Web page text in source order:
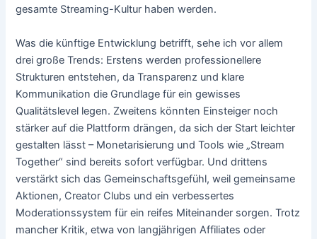
gesamte Streaming-Kultur haben werden.
Was die künftige Entwicklung betrifft, sehe ich vor allem
drei große Trends: Erstens werden professionellere
Strukturen entstehen, da Transparenz und klare
Kommunikation die Grundlage für ein gewisses
Qualitätslevel legen. Zweitens könnten Einsteiger noch
stärker auf die Plattform drängen, da sich der Start leichter
gestalten lässt – Monetarisierung und Tools wie „Stream
Together“ sind bereits sofort verfügbar. Und drittens
verstärkt sich das Gemeinschaftsgefühl, weil gemeinsame
Aktionen, Creator Clubs und ein verbessertes
Moderationssystem für ein reifes Miteinander sorgen. Trotz
mancher Kritik, etwa von langjährigen Affiliates oder